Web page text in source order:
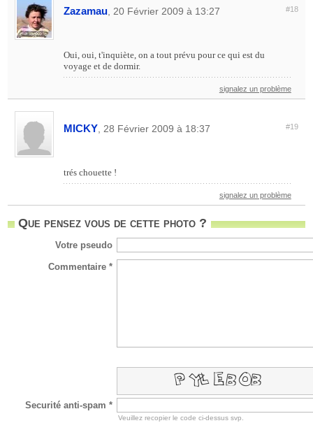
Zazamau, 20 Février 2009 à 13:27 #18
Oui, oui, t'inquiète, on a tout prévu pour ce qui est du
voyage et de dormir.
signalez un problème
MICKY, 28 Février 2009 à 18:37 #19
trés chouette !
signalez un problème
Que pensez vous de cette photo ?
Votre pseudo
Commentaire *
Securité anti-spam *
Veuillez recopier le code ci-dessus svp.